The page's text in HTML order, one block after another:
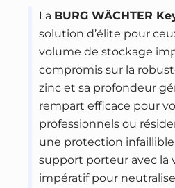
La BURG WÄCHTER
solution d’élite pour
volume de stockage
compromis sur la
zinc et sa profondeur
rempart efficace pour
professionnels ou
une protection
support porteur avec la
impératif pour